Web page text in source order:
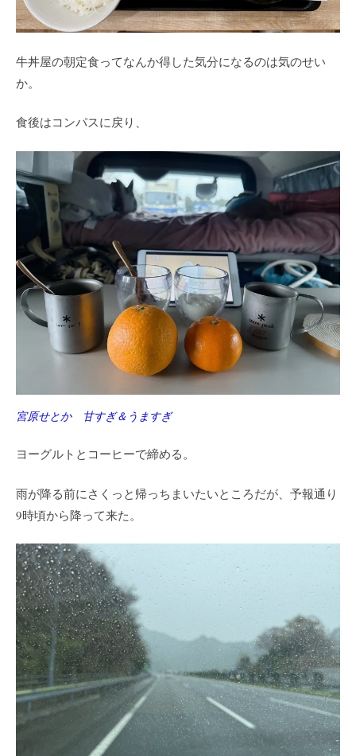
牛丼屋の朝定食ってなんか得した気分になるのは気のせい
か。
食後はコンパスに戻り、
宮原せとか 甘すぎ＆うますぎ
ヨーグルトとコーヒーで締める。
雨が降る前にさくっと帰っちまいたいところだが、予報通り
9時頃から降って来た。